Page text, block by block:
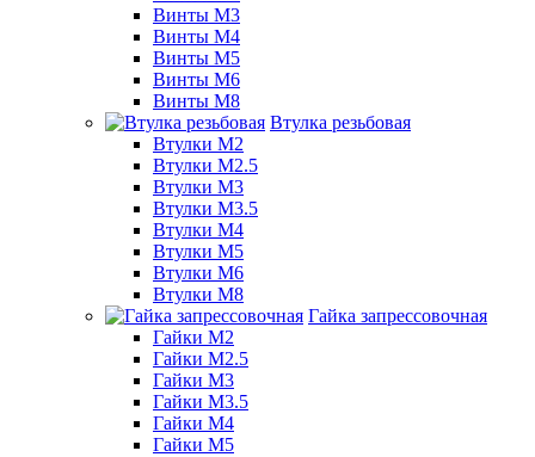
Винты М3
Винты М4
Винты М5
Винты М6
Винты М8
Втулка резьбовая
Втулки М2
Втулки М2.5
Втулки М3
Втулки М3.5
Втулки М4
Втулки М5
Втулки М6
Втулки М8
Гайка запрессовочная
Гайки М2
Гайки М2.5
Гайки М3
Гайки М3.5
Гайки М4
Гайки М5